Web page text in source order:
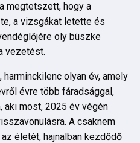
megtetszett, hogy a
a vizsgákat letette és
oly büszke
vezetést.
olyan év, amely
évre több fáradsággal,
most, 2025 év végén
A csaknem
életét, hajnalban kezdődő